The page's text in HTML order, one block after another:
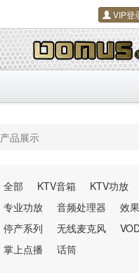
VIP登
产品展示
全部 KTV音箱 KTV功放
专业功放
音频处理器 效
停产系列
无线麦克风
掌上点播
话筒